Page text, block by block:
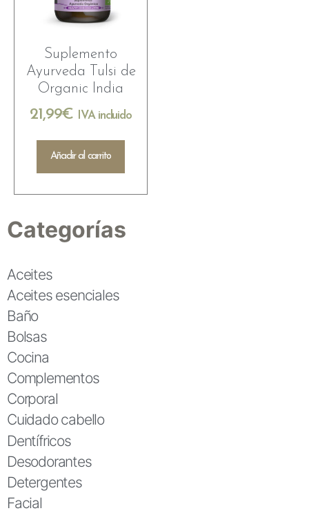
Categorías
Aceites
Aceites esenciales
Baño
Bolsas
Cocina
Complementos
Corporal
Cuidado cabello
Dentífricos
Desodorantes
Detergentes
Facial
Suplemento
Ayurveda Tulsi de
Organic India
21,99€ IVA incluido
Añadir al carrito